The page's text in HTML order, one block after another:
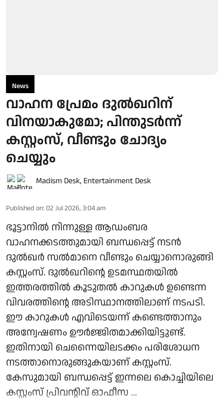
News
വാഹന പ്രേമം ദുല്‍ഖറിന്
വിനയാകുമോ; പിന്തുടര്‍ന്ന്
കസ്റ്റംസ്, വീണ്ടും ചോദ്യം
ചെയ്യും
Madism Desk, Entertainment Desk
Published on: 02 Jul 2026, 3:04 am
ഭൂട്ടാനിൽ നിന്നുള്ള ആഡംബര
വാഹനക്കടത്തുമായി ബന്ധപ്പെട്ട് നടൻ
ദുൽഖർ സൽമാനെ വീണ്ടും ചെയ്യാനൊരുങ്ങി
കസ്റ്റംസ്. ദുൽഖറിന്റെ ഉടമസ്ഥതയിൽ
ഇത്തരത്തിൽ കൂടുതൽ കാറുകൾ ഉണ്ടെന്ന
വിവരത്തിന്റെ അടിസ്ഥാനത്തിലാണ് നടപടി.
ഈ കാറുകൾ എവിടെയന്ന് കണ്ടെത്താനും
അന്വേഷണം ഊർജ്ജിതമാക്കിയിട്ടുണ്ട്.
ഇതിനായി ചെന്നൈയിലടക്കം പരിശോധന
നടത്താനൊരുങ്ങുകയാണ് കസ്റ്റംസ്.
കേസുമായി ബന്ധപ്പെട്ട് ഇന്നലെ കൊച്ചിയിലെ
കസ്റ്റംസ് പ്രിവന്റിവ് ഓഫീസ ...